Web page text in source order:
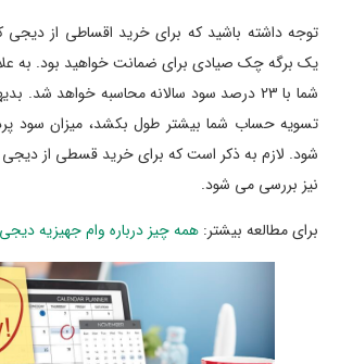
توجه داشته باشید که برای خرید اقساطی از دیجی
یک برگه چک صیادی برای ضمانت خواهید بود. به
شما با 23 درصد سود سالانه محاسبه خواهد
تسویه حساب شما بیشتر طول بکشد، میزان سود
شود. لازم به ذکر است که برای خرید قسطی از دیجی
نیز بررسی می شود.
برای مطالعه بیشتر: همه چیز درباره وام جهیزیه دیجی